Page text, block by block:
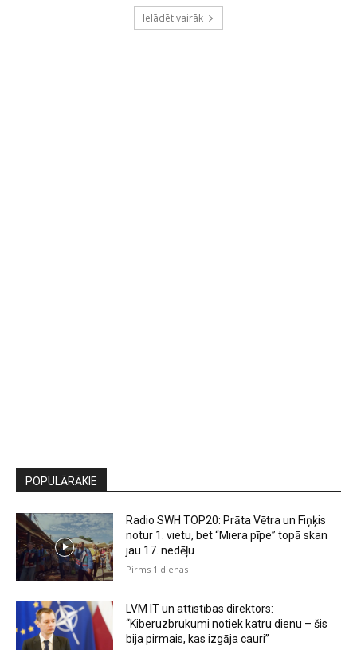
Ielādēt vairāk
POPULĀRĀKIE
Radio SWH TOP20: Prāta Vētra un Fiņķis
notur 1. vietu, bet “Miera pīpe” topā skan
jau 17. nedēļu
Pirms 1 dienas
LVM IT un attīstības direktors:
“Kiberuzbrukumi notiek katru dienu – šis
bija pirmais, kas izgāja cauri”